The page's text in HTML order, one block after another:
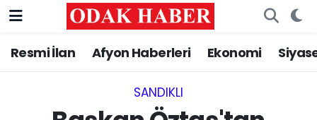
Resmi İlan Afyon Haberleri Ekonomi
SANDIKLI‎
AFYONKARAHİSAR HABERLERİ
Nöbetçi Eczaneler